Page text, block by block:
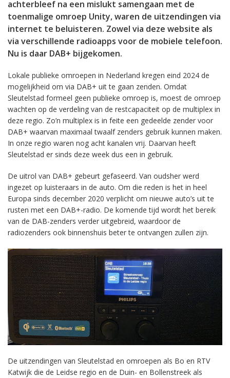
achterbleef na een mislukt samengaan met de
toenmalige omroep Unity, waren de uitzendingen via
internet te beluisteren. Zowel via deze website als
via verschillende radioapps voor de mobiele telefoon.
Nu is daar DAB+ bijgekomen.
Lokale publieke omroepen in Nederland kregen eind 2024 de
mogelijkheid om via DAB+ uit te gaan zenden. Omdat
Sleutelstad formeel geen publieke omroep is, moest de omroep
wachten op de verdeling van de restcapaciteit op de multiplex in
deze regio. Zo’n multiplex is in feite een gedeelde zender voor
DAB+ waarvan maximaal twaalf zenders gebruik kunnen maken.
In onze regio waren nog acht kanalen vrij. Daarvan heeft
Sleutelstad er sinds deze week dus een in gebruik.
De uitrol van DAB+ gebeurt gefaseerd. Van oudsher werd
ingezet op luisteraars in de auto. Om die reden is het in heel
Europa sinds december 2020 verplicht om nieuwe auto’s uit te
rusten met een DAB+-radio. De komende tijd wordt het bereik
van de DAB-zenders verder uitgebreid, waardoor de
radiozenders ook binnenshuis beter te ontvangen zullen zijn.
De uitzendingen van Sleutelstad en omroepen als Bo en RTV
Katwijk die de Leidse regio en de Duin- en Bollenstreek als